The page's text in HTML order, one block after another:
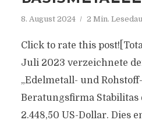
8. August 2024 2 Min.
Click to rate this
Juli 2023 verzeichnete
„Edelmetall- und
Beratungsfirma Stabilitas
2.448,50 US-Dollar. Dies